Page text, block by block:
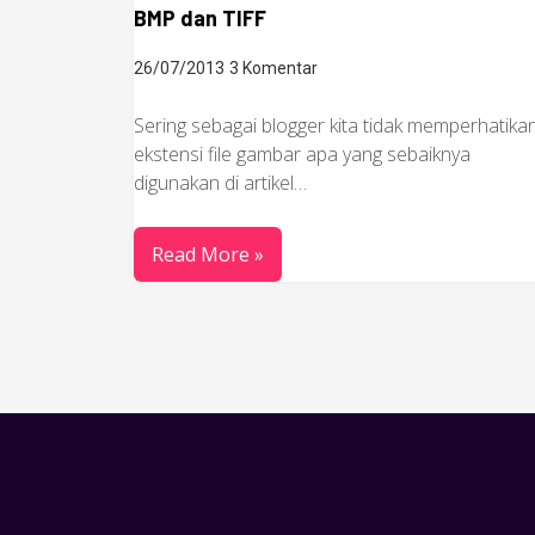
BMP dan TIFF
26/07/2013 3 Komentar
Sering sebagai blogger kita tidak
ekstensi file gambar apa yang sebaiknya
digunakan di artikel…
Read More »